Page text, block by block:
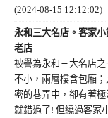
(2024-08-15 12:12:02)
永和三大名店。客家
老店
被譽為永和三大名店
不小，兩層樓含包廂
密的巷弄中，卻有著
就錯過了! 但繞過客家